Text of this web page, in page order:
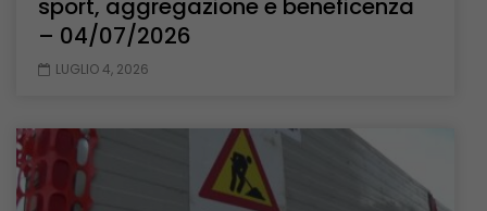
sport, aggregazione e beneficenza
– 04/07/2026
LUGLIO 4, 2026